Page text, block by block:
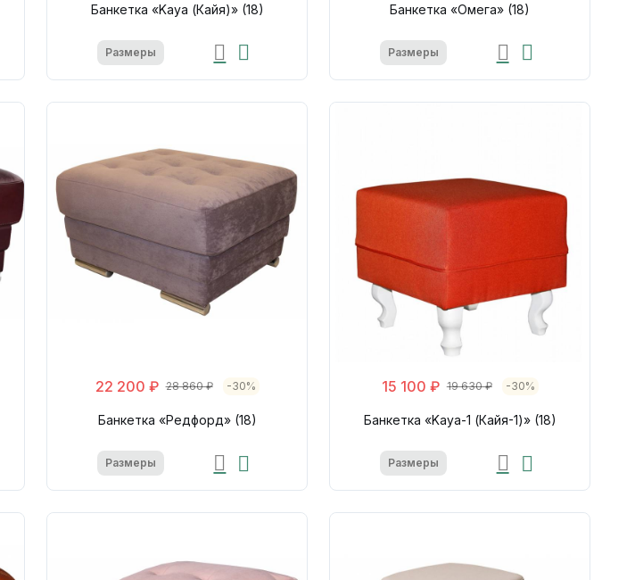
Банкетка «Kaya (Кайя)» (18)
Размеры
Банкетка «Омега» (18)
Размеры
22 200 ₽ 28 860 ₽ -30%
Банкетка «Редфорд» (18)
Размеры
15 100 ₽ 19 630 ₽ -30%
Банкетка «Kaya-1 (Кайя-1)» (18)
Размеры